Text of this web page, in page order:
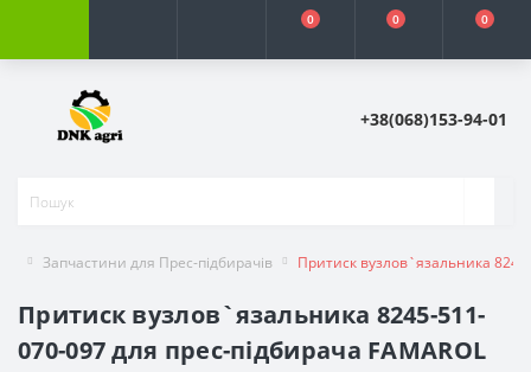
0 0 0
+38(068)153-94-01
Запчастини для Прес-підбирачів Притиск вузлов`язальника
Притиск вузлов`язальника 8245-511-
070-097 для прес-підбирача FAMAROL